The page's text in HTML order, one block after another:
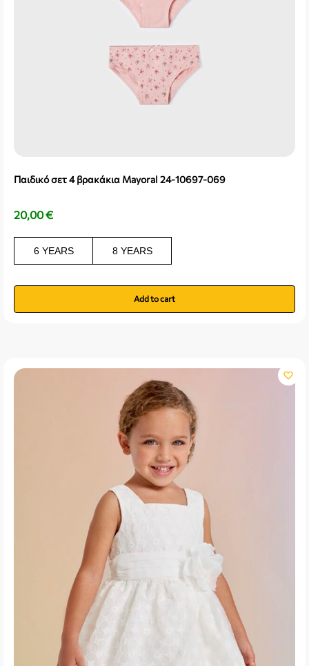
Παιδικό σετ 4 βρακάκια Mayoral 24-10697-069
20,00€
6 YEARS 8 YEARS
Add to cart